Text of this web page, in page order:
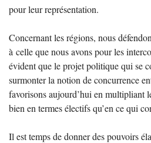
pour leur représentation.
Concernant les régions, nous
à celle que nous avons pour les
évident que le projet politique qui se
surmonter la notion de concurrence
favorisons aujourd’hui en multipliant
bien en termes électifs qu’en ce qui
Il est temps de donner des pouvoirs